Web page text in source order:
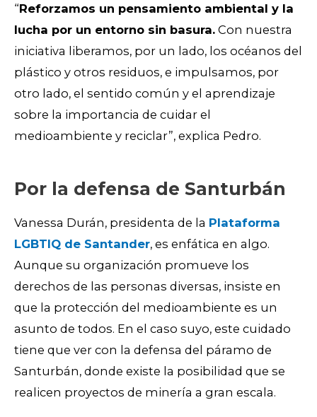
“Reforzamos un pensamiento ambiental y la
lucha por un entorno sin basura. Con nuestra
iniciativa liberamos, por un lado, los océanos del
plástico y otros residuos, e impulsamos, por
otro lado, el sentido común y el aprendizaje
sobre la importancia de cuidar el
medioambiente y reciclar”, explica Pedro.
Por la defensa de Santurbán
Vanessa Durán, presidenta de la Plataforma
LGBTIQ de Santander, es enfática en algo.
Aunque su organización promueve los
derechos de las personas diversas, insiste en
que la protección del medioambiente es un
asunto de todos. En el caso suyo, este cuidado
tiene que ver con la defensa del páramo de
Santurbán, donde existe la posibilidad que se
realicen proyectos de minería a gran escala.